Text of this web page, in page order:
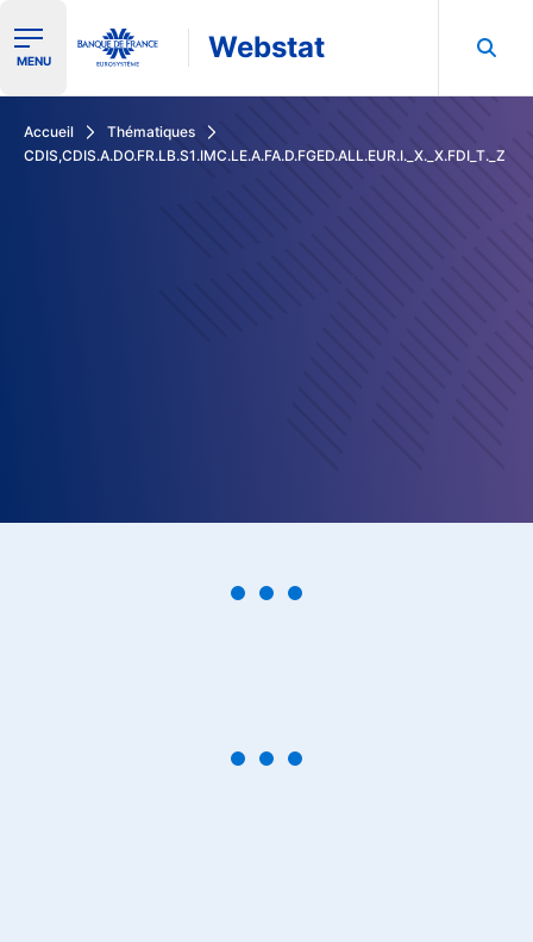
Ouvrir le menu de navigation
MENU Webstat
Accueil
Thématiques
CDIS,CDIS.A.DO.FR.LB.S1.IMC.LE.A.FA.D.FGED.ALL.EUR.I._X._X.FDI_T._Z